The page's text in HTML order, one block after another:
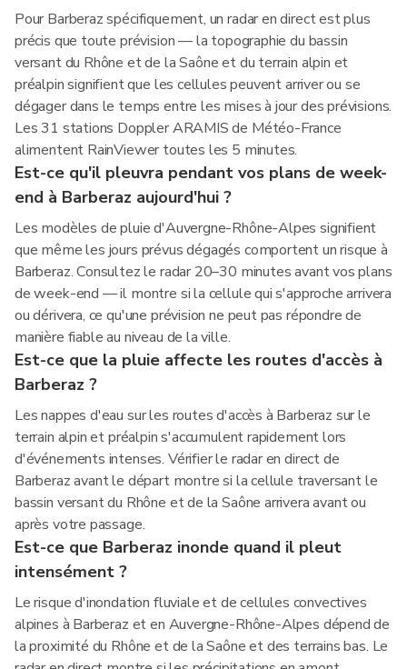
Pour Barberaz spécifiquement, un radar en direct est plus
précis que toute prévision — la topographie du bassin
versant du Rhône et de la Saône et du terrain alpin et
préalpin signifient que les cellules peuvent arriver ou se
dégager dans le temps entre les mises à jour des prévisions.
Les 31 stations Doppler ARAMIS de Météo-France
alimentent RainViewer toutes les 5 minutes.
Est-ce qu'il pleuvra pendant vos plans de week-
end à Barberaz aujourd'hui ?
Les modèles de pluie d'Auvergne-Rhône-Alpes signifient
que même les jours prévus dégagés comportent un risque à
Barberaz. Consultez le radar 20–30 minutes avant vos plans
de week-end — il montre si la cellule qui s'approche arrivera
ou dérivera, ce qu'une prévision ne peut pas répondre de
manière fiable au niveau de la ville.
Est-ce que la pluie affecte les routes d'accès à
Barberaz ?
Les nappes d'eau sur les routes d'accès à Barberaz sur le
terrain alpin et préalpin s'accumulent rapidement lors
d'événements intenses. Vérifier le radar en direct de
Barberaz avant le départ montre si la cellule traversant le
bassin versant du Rhône et de la Saône arrivera avant ou
après votre passage.
Est-ce que Barberaz inonde quand il pleut
intensément ?
Le risque d'inondation fluviale et de cellules convectives
alpines à Barberaz et en Auvergne-Rhône-Alpes dépend de
la proximité du Rhône et de la Saône et des terrains bas. Le